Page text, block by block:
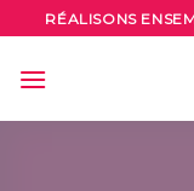
to
content
RÉALISONS